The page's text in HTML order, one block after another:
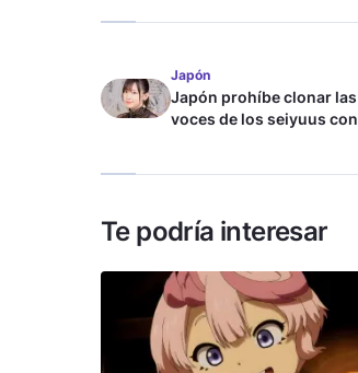
Japón
Japón prohíbe clonar las
voces de los seiyuus con
Te podría interesar